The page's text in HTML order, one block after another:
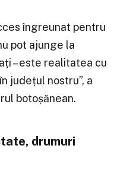
îngreunat pentru
pot ajunge la
– este realitatea cu
județul nostru”, a
botoșănean.
drumuri